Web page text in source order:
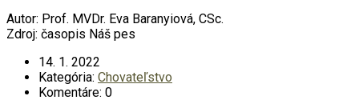
Autor: Prof. MVDr. Eva Baranyiová, CSc.
Zdroj: časopis Náš pes
14. 1. 2022
Kategória: Chovateľstvo
Komentáre: 0